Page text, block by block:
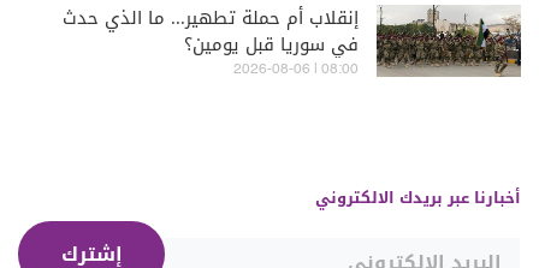
إنقلاب أم حملة تطهير... ما الذي حدث
في سوريا قبل يومين؟
08:00 | 2026-08-06
أخبارنا عبر بريدك الالكتروني
إشترك